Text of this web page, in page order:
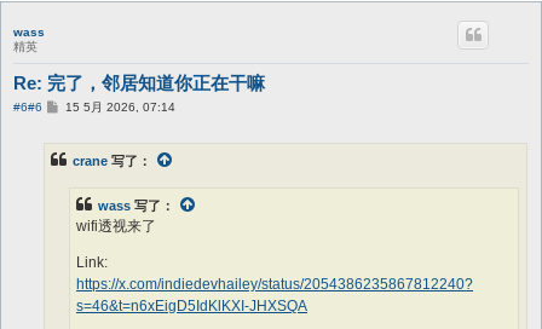
wass
精英
Re: 完了，邻居知道你正在干嘛
#6#6
帖15 5月 2026, 07:14
crane 写了：
wass 写了：
wifi透视来了
Link:
https://x.com/indiedevhailey/status/2054386235867812240?
s=46&t=n6xEigD5IdKlKXI-JHXSQA